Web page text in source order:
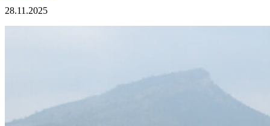
28.11.2025